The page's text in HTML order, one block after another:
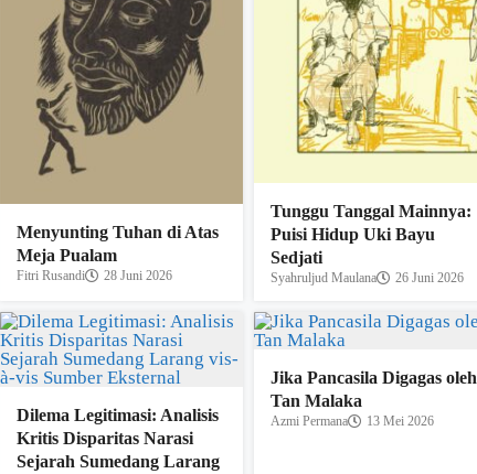
Menyunting Tuhan di Atas
Meja Pualam
Fitri Rusandi 28 Juni 2026
Tunggu Tanggal Mainnya:
Puisi Hidup Uki Bayu
Sedjati
Syahruljud Maulana 26 Juni 2026
Dilema Legitimasi: Analisis
Kritis Disparitas Narasi
Sejarah Sumedang Larang
Jika Pancasila Digagas oleh
Tan Malaka
Azmi Permana 13 Mei 2026